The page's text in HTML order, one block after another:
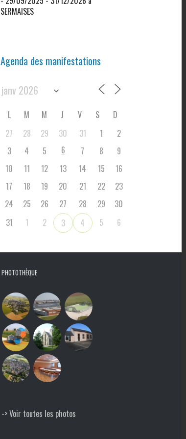
SERMAISES
Agenda des manifestations
L M M J V S
D
27
28 29 30 31 1
2
3
4 5 6 7 8
9
10
11 12 13 14 15
16
17
18 19 20 21 22
23
24
25 26 27 28 29
30
31
1 2 3 4 5 6
PHOTOTHÈQUE
-> Voir toutes les photos